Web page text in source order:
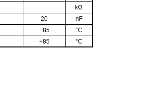
kΩ
20
nF
+85
°C
+85 °C